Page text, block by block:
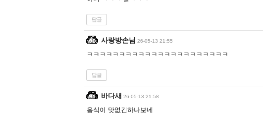
답글
사랑방손님 26-05-13 21:55
ㅋㅋㅋㅋㅋㅋㅋㅋㅋㅋㅋㅋㅋㅋㅋㅋㅋㅋㅋㅋㅋㅋ
답글
바다새 26-05-13 21:58
음식이 맛없긴하나보네